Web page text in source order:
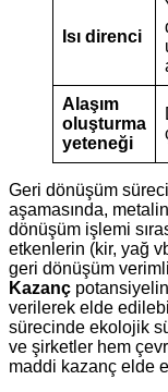
Isı direnci
Alaşım
oluşturma
yeteneği
Geri dönüşüm
aşamasında,
dönüşüm işlemi
etkenlerin (kir, yağ
geri dönüşüm
Kazanç
verilerek elde
sürecinde ekolojik
ve şirketler hem
maddi kazanç elde